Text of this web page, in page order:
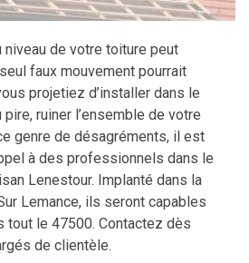
niveau de votre toiture peut
faux mouvement pourrait
projetiez d’installer dans le
ruiner l’ensemble de votre
genre de désagréments, il est
à des professionnels dans le
Lenestour. Implanté dans la
Lemance, ils seront capables
tout le 47500. Contactez dès
de clientèle.